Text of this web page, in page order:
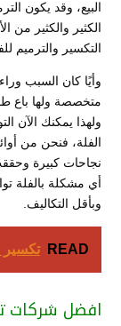
البيع، وقد يكون
الكثير والكثير
التكسير والترميم
وأيًا كان السبب
متخصصة ولها باع
ولهذا يمكنك الآن
الفلة، فنحن من
نجاحات كبيرة
أي مشكلة بالفلة
وبأقل التكاليف.
READ تكسير
افضل شركات